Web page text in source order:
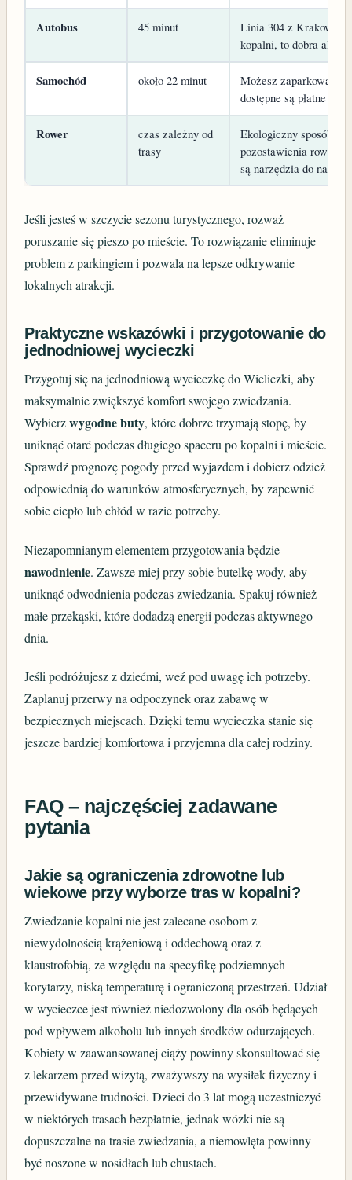
Autobus 45 minut
Linia 304 z Krakowa
kopalni, to dobra
Samochód około 22 minut
Możesz zaparkować
dostępne są płatne
Rower
czas zależny od
trasy
Ekologiczny sposób
pozostawienia roweru
są narzędzia do
Jeśli jesteś w szczycie sezonu turystycznego, rozważ
poruszanie się pieszo po mieście. To rozwiązanie eliminuje
problem z parkingiem i pozwala na lepsze odkrywanie
lokalnych atrakcji.
Praktyczne wskazówki i przygotowanie do
jednodniowej wycieczki
Przygotuj się na jednodniową wycieczkę do Wieliczki, aby
maksymalnie zwiększyć komfort swojego zwiedzania.
Wybierzwygodne buty, które dobrze trzymają stopę, by
uniknąć otarć podczas długiego spaceru po kopalni i mieście.
Sprawdź prognozę pogody przed wyjazdem i dobierz odzież
odpowiednią do warunków atmosferycznych, by zapewnić
sobie ciepło lub chłód w razie potrzeby.
Niezapomnianym elementem przygotowania będzie
nawodnienie. Zawsze miej przy sobie butelkę wody, aby
uniknąć odwodnienia podczas zwiedzania. Spakuj również
małe przekąski, które dodadzą energii podczas aktywnego
dnia.
Jeśli podróżujesz z dziećmi, weź pod uwagę ich potrzeby.
Zaplanuj przerwy na odpoczynek oraz zabawę w
bezpiecznych miejscach. Dzięki temu wycieczka stanie się
jeszcze bardziej komfortowa i przyjemna dla całej rodziny.
FAQ – najczęściej zadawane
pytania
Jakie są ograniczenia zdrowotne lub
wiekowe przy wyborze tras w kopalni?
Zwiedzanie kopalni nie jest zalecane osobom z
niewydolnością krążeniową i oddechową oraz z
klaustrofobią, ze względu na specyfikę podziemnych
korytarzy, niską temperaturę i ograniczoną przestrzeń. Udział
w wycieczce jest również niedozwolony dla osób będących
pod wpływem alkoholu lub innych środków odurzających.
Kobiety w zaawansowanej ciąży powinny skonsultować się
z lekarzem przed wizytą, zważywszy na wysiłek fizyczny i
przewidywane trudności. Dzieci do 3 lat mogą uczestniczyć
w niektórych trasach bezpłatnie, jednak wózki nie są
dopuszczalne na trasie zwiedzania, a niemowlęta powinny
być noszone w nosidłach lub chustach.